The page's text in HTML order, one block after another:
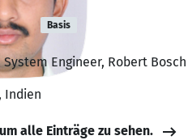
R Basis
Engineer, Robert
Indien
alle Einträge zu sehen.